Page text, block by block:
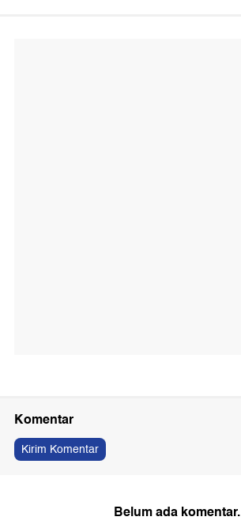
Komentar
Kirim Komentar
Belum ada komentar.